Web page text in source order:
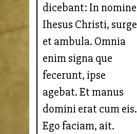
dicebant: In nomine
Ihesus Christi, surge
et ambula. Omnia
enim signa que
fecerunt, ipse
agebat. Et manus
domini erat cum eis.
Ego faciam, ait.